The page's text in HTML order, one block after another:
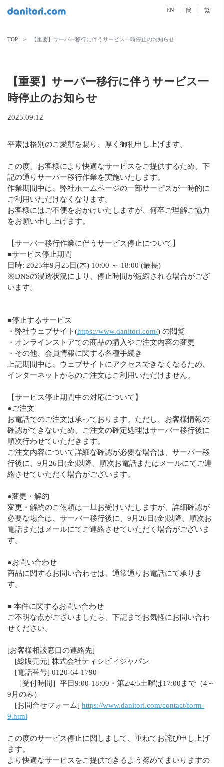
EN 簡 繁
TOP 【重要】サーバー移行に伴うサービス一時停止のお知らせ
【重要】サーバー移行に伴うサービス一
時停止のお知らせ
2025.09.12
平素は格別のご愛顧を賜り、厚く御礼申し上げます。
この度、お客様により快適なサービスをご提供するため、下
記の通りサーバー移行作業を実施いたします。
作業期間中は、弊社ホームページの一部サービスが一時的に
ご利用いただけなくなります。
お客様にはご不便をおかけいたしますが、何卒ご理解ご協力
をお願い申し上げます。
【サーバー移行作業に伴うサービス停止について】
■サービス停止期間
日時: 2025年9月25日(木) 10:00 ～ 18:00 (最長)
※DNSの浸透状況により、停止時間が短縮される場合がござ
います。
■停止するサービス
・弊社ウェブサイト(https://www.danitori.com/) の閲覧
・オンラインストアでの商品の購入やご注文内容の変更
・その他、会員情報に関する各種手続き
上記期間中は、ウェブサイトにアクセスできなくなるため、
インターネットからのご注文はご利用いただけません。
【サービス停止期間中の対応について】
●ご注文
お電話でのご注文は承っております。ただし、お客様情報の
確認ができないため、ご注文の確定処理はサーバー移行後に
順次行わせていただきます。
ご注文内容について詳細な確認が必要な場合は、サーバー移
行後に、9月26日(金)以降、順次お電話またはメールにてご連
絡させていただく場合がございます。
●変更・解約
変更・解約のご依頼は一旦お受けいたしますが、詳細確認が
必要な場合は、サーバー移行後に、9月26日(金)以降、順次お
電話またはメールにてご連絡させていただく場合がございま
す。
●お問い合わせ
商品に関するお問い合わせは、通常通りお電話にて承りま
す。
■ 本件に関するお問い合わせ
ご不明な点がございましたら、下記までお気軽にお問い合わ
せください。
[お客様相談窓口の連絡先]
[総販売元] 株式会社ティシビィジャパン
[電話番号] 0120-64-1790
［受付時間］平日9:00-18:00・第2/4/5土曜は17:00まで（4～
9月のみ）
[お問合せフォーム] https://www.danitori.com/contact/form-
9.html
この度のサービス停止に関しまして、重ねてお詫び申し上げ
ます。
より快適なサービスをご提供できるよう努めてまいりますの